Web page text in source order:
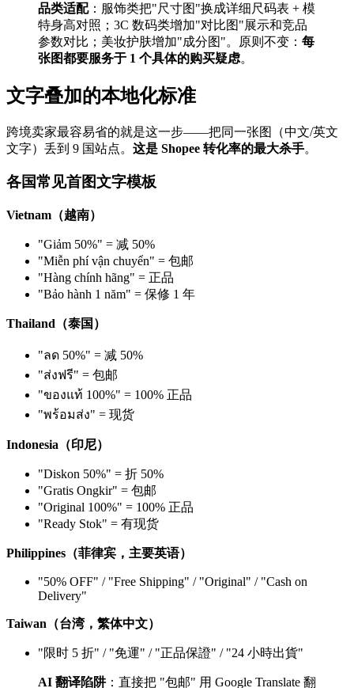
品类适配：服饰类把"尺寸图"换成详细尺码表 + 模
特身高对照；3C 数码类增加"对比图"展示和竞品
参数对比；美妆护肤增加"成分图"。原则不变： 每
张图都要服务于 1 个具体的购买疑虑。
文字叠加的本地化标准
跨境卖家最容易省的就是这一步——把同一张图（中文/英文
文字）丢到 9 国站点。 这是 Shopee 转化率的最大杀手。
各国常见首图文字模板
Vietnam（越南）
"Giảm 50%" = 减 50%
"Miễn phí vận chuyển" = 包邮
"Hàng chính hãng" = 正品
"Bảo hành 1 năm" = 保修 1 年
Thailand（泰国）
"ลด 50%" = 减 50%
"ส่งฟรี" = 包邮
"ของแท้ 100%" = 100% 正品
"พร้อมส่ง" = 现货
Indonesia（印尼）
"Diskon 50%" = 折 50%
"Gratis Ongkir" = 包邮
"Original 100%" = 100% 正品
"Ready Stok" = 有现货
Philippines（菲律宾，主要英语）
"50% OFF" / "Free Shipping" / "Original" / "Cash on
Delivery"
Taiwan（台湾，繁体中文）
"限时 5 折" / "免運" / "正品保證" / "24 小時出貨"
AI 翻译陷阱：直接把 "包邮" 用 Google Translate 翻